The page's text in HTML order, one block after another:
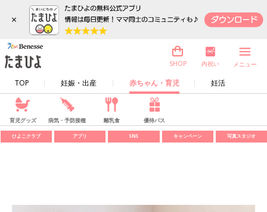
×
TOP 妊娠・出産 赤ちゃん・育児 妊活
SHOP 内祝い メニュー
育児グッズ 病気・予防接種 離乳食 優待パス
ひよこクラブ アプリ SNS キャンペーン 写真スタジオ